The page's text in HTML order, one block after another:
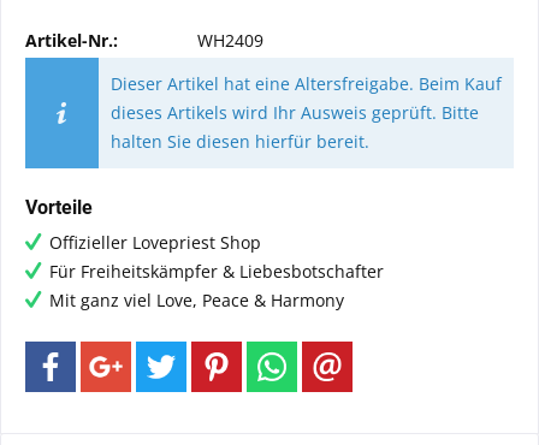
Artikel-Nr.:
WH2409
Dieser Artikel hat eine Altersfreigabe. Beim Kauf
dieses Artikels wird Ihr Ausweis geprüft. Bitte
halten Sie diesen hierfür bereit.
Vorteile
Offizieller Lovepriest Shop
Für Freiheitskämpfer & Liebesbotschafter
Mit ganz viel Love, Peace & Harmony